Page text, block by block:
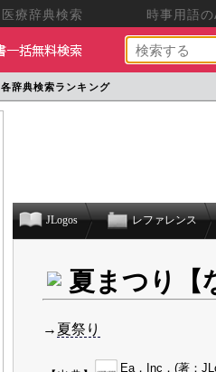
医療辞典検索 時事用語の
各辞典検索ランキング
JLogos レファレンス
夏まつり【
→ 夏祭り
Ea，Inc． (著：